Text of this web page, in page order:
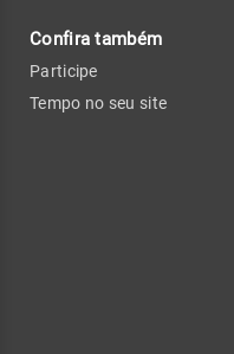
Confira também
Participe
Tempo no seu site